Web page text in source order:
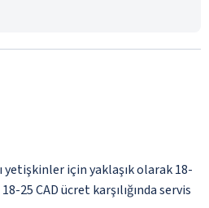
için yaklaşık olarak 18-
25 CAD ücret karşılığında servis